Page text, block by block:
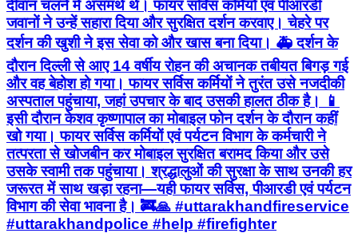
दीवान चलने में असमर्थ थे। फायर सर्विस कर्मियों एवं पीआरडी
जवानों ने उन्हें सहारा दिया और सुरक्षित दर्शन करवाए। चेहरे पर
दर्शन की खुशी ने इस सेवा को और खास बना दिया। 🚑 दर्शन के
दौरान दिल्ली से आए 14 वर्षीय रोहन की अचानक तबीयत बिगड़ गई
और वह बेहोश हो गया। फायर सर्विस कर्मियों ने तुरंत उसे नजदीकी
अस्पताल पहुंचाया, जहां उपचार के बाद उसकी हालत ठीक है। 📱
इसी दौरान केशव कृष्णापाल का मोबाइल फोन दर्शन के दौरान कहीं
खो गया। फायर सर्विस कर्मियों एवं पर्यटन विभाग के कर्मचारी ने
तत्परता से खोजबीन कर मोबाइल सुरक्षित बरामद किया और उसे
उसके स्वामी तक पहुंचाया। श्रद्धालुओं की सुरक्षा के साथ उनकी हर
जरूरत में साथ खड़ा रहना—यही फायर सर्विस, पीआरडी एवं पर्यटन
विभाग की सेवा भावना है। 🚒🙏 #uttarakhandfireservice
#uttarakhandpolice #help #firefighter